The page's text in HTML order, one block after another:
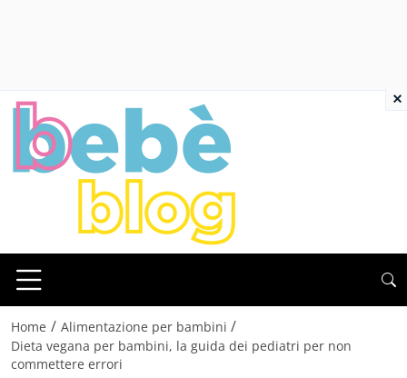
Home / Alimentazione per bambini /
Dieta vegana per bambini, la guida dei pediatri per non
commettere errori
×